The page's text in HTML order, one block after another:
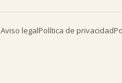
Aviso legalPolítica de privacidad